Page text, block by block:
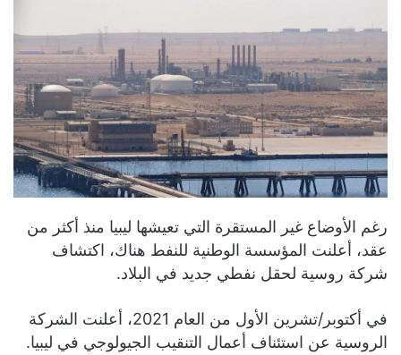
رغم الأوضاع غير المستقرة التي تعيشها ليبيا منذ أكثر من
عقد، أعلنت المؤسسة الوطنية للنفط هناك، اكتشاف
شركة روسية لحقل نفطي جديد في البلاد.
في أكتوبر/تشرين الأول من العام 2021، أعلنت الشركة
الروسية عن استئناف أعمال التنقيب الجيولوجي في ليبيا.